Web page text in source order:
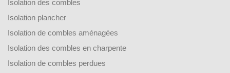
Isolation des combles
Isolation plancher
Isolation de combles aménagées
Isolation des combles en charpente
Isolation de combles perdues